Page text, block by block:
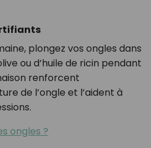
plongez vos ongles dans
ou d’huile de ricin pendant
renforcent
de l’ongle et l’aident à
ongles ?